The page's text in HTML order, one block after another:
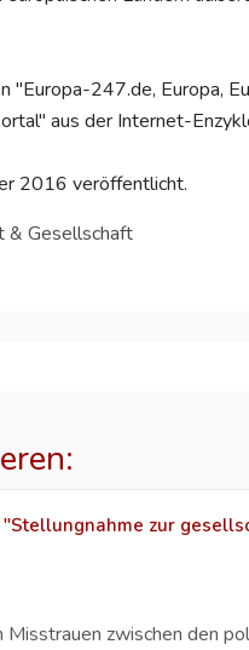
"Europa-247.de, Europa,
aus der Internet-
2016 veröffentlicht.
& Gesellschaft
zur
zwischen den